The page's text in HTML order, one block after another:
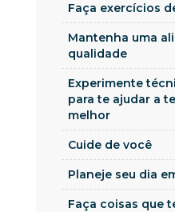
Faça exercícios
Mantenha uma
qualidade
Experimente
para te ajudar a
melhor
Cuide de você
Planeje seu dia
Faça coisas que